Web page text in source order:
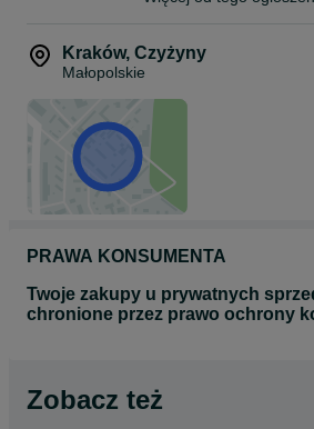
Kraków, Czyżyny
Małopolskie
PRAWA KONSUMENTA
Twoje zakupy u prywatnych
chronione przez prawo ochrony
Zobacz też